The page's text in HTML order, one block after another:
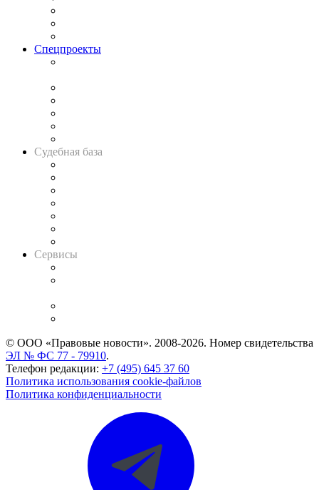
Спецпроекты
Судебная база
Сервисы
© ООО «Правовые новости». 2008-2026. Номер свидетельства
ЭЛ № ФС 77 - 79910.
Телефон редакции: +7 (495) 645 37 60
Политика использования cookie-файлов
Политика конфиденциальности